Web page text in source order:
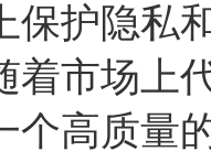
保护隐私
着市场上
个高质量